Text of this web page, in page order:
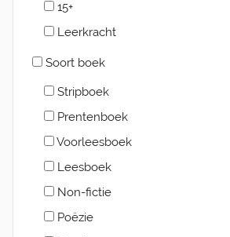
15+
Leerkracht
Soort boek
Stripboek
Prentenboek
Voorleesboek
Leesboek
Non-fictie
Poëzie